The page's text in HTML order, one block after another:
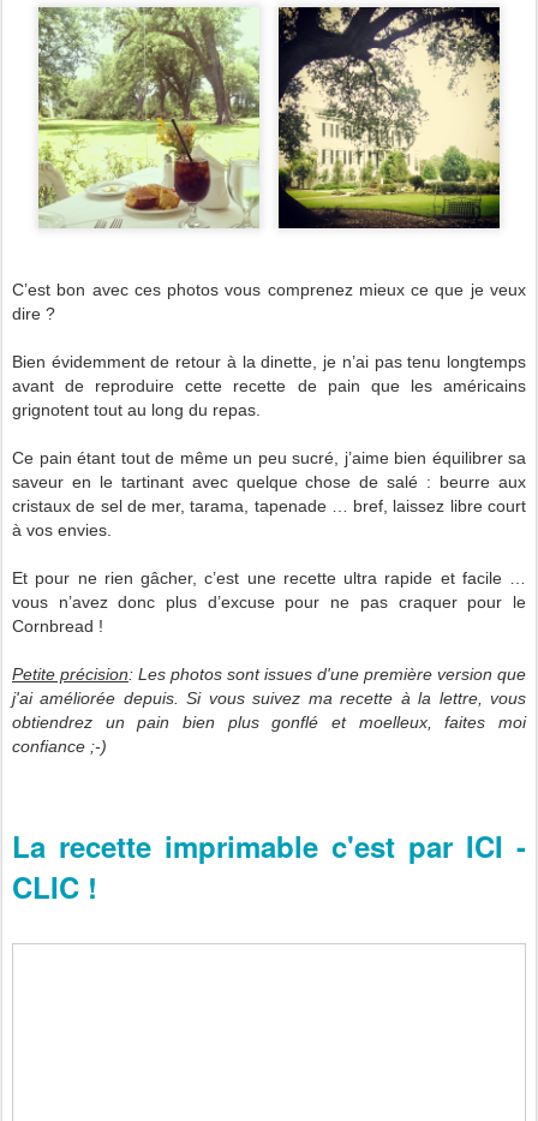
C’est bon avec ces photos vous comprenez mieux ce que je veux
dire ?
Bien évidemment de retour à la dinette, je n’ai pas tenu longtemps
avant de reproduire cette recette de pain que les américains
grignotent tout au long du repas.
Ce pain étant tout de même un peu sucré, j’aime bien équilibrer sa
saveur en le tartinant avec quelque chose de salé : beurre aux
cristaux de sel de mer, tarama, tapenade … bref, laissez libre court
à vos envies.
Et pour ne rien gâcher, c’est une recette ultra rapide et facile …
vous n’avez donc plus d’excuse pour ne pas craquer pour le
Cornbread !
Petite précision: Les photos sont issues d'une première version que
j'ai améliorée depuis. Si vous suivez ma recette à la lettre, vous
obtiendrez un pain bien plus gonflé et moelleux, faites moi
confiance ;-)
La recette imprimable c'est par ICI -
CLIC !